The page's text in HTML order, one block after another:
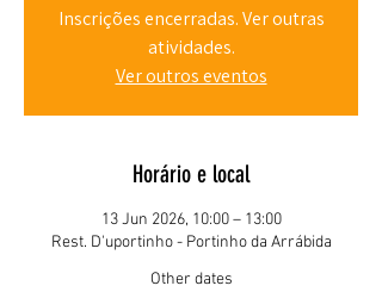
Inscrições encerradas. Ver outras
atividades.
Ver outros eventos
Horário e local
13 Jun 2026, 10:00 – 13:00
Rest. D'uportinho - Portinho da Arrábida
Other dates